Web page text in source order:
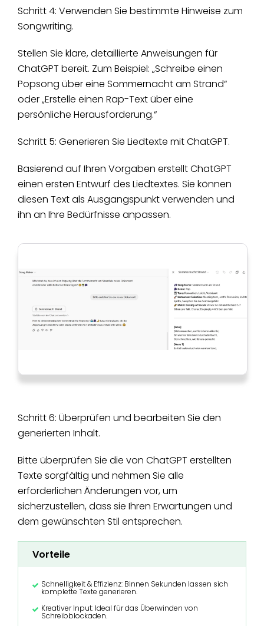
Schritt 4: Verwenden Sie bestimmte Hinweise zum
Songwriting.
Stellen Sie klare, detaillierte Anweisungen für
ChatGPT bereit. Zum Beispiel: „Schreibe einen
Popsong über eine Sommernacht am Strand“
oder „Erstelle einen Rap-Text über eine
persönliche Herausforderung.“
Schritt 5: Generieren Sie Liedtexte mit ChatGPT.
Basierend auf Ihren Vorgaben erstellt ChatGPT
einen ersten Entwurf des Liedtextes. Sie können
diesen Text als Ausgangspunkt verwenden und
ihn an Ihre Bedürfnisse anpassen.
Schritt 6: Überprüfen und bearbeiten Sie den
generierten Inhalt.
Bitte überprüfen Sie die von ChatGPT erstellten
Texte sorgfältig und nehmen Sie alle
erforderlichen Änderungen vor, um
sicherzustellen, dass sie Ihren Erwartungen und
dem gewünschten Stil entsprechen.
Vorteile
Schnelligkeit & Effizienz: Binnen Sekunden lassen sich
komplette Texte generieren.
Kreativer Input: Ideal für das Überwinden von
Schreibblockaden.